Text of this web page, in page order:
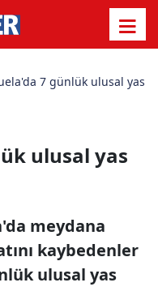
7 günlük ulusal yas
ulusal yas
meydana
kaybedenler
ulusal yas